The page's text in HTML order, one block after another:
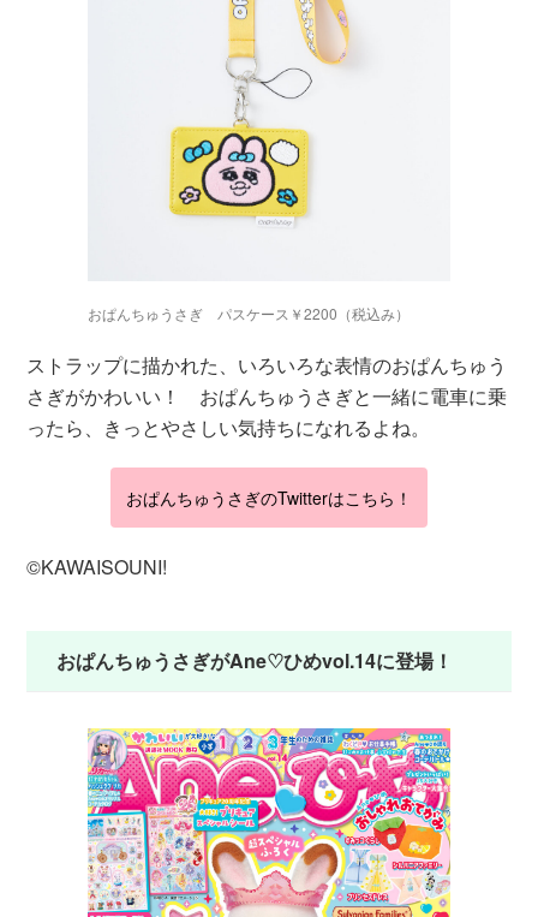
おぱんちゅうさぎ パスケース￥2200（税込み）
ストラップに描かれた、いろいろな表情のおぱんちゅう
さぎがかわいい！ おぱんちゅうさぎと一緒に電車に乗
ったら、きっとやさしい気持ちになれるよね。
おぱんちゅうさぎのTwitterはこちら！
©KAWAISOUNI!
おぱんちゅうさぎがAne♡ひめvol.14に登場！